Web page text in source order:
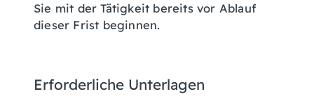
Sie mit der Tätigkeit bereits vor Ablauf
dieser Frist beginnen.
Erforderliche Unterlagen